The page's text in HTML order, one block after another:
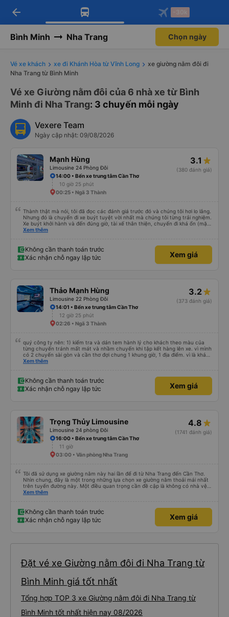
Tải app Vexere ngay!
Nhận ưu đãi thành viên độc
Mở app
Tải app Vexere
-30k/ghế khi đặt vé máy bay qua
Mở app
arrow_back -30k
Bình Minh Nha Trang Chọn ngày
Vé xe khách xe đi Khánh Hòa từ Vĩnh Long
xe giường nằm đôi đi
Nha Trang từ Bình Minh
Vé xe Giường nằm đôi của 6 nhà xe từ Bình
Minh đi Nha Trang: 3 chuyến mỗi ngày
Vexere Team
Ngày cập nhật: 09/08/2026
Mạnh Hùng
Limousine 24 Phòng Đôi
3.1
(380 đánh giá)
14:00 • Bến xe trung tâm Cần Thơ
10 giờ 25 phút
00:25 • Ngã 3 Thành
Thành thật mà nói, tôi đã đọc các đánh giá trước đó và chúng tôi hơi lo lắng.
Nhưng đó là chuyến đi xe buýt tuyệt vời nhất mà chúng tôi từng trải nghiệm.
Xe buýt khởi hành và đến đúng giờ, tài xế thân thiện, chuyến đi khá ổn (mặc
dù vẫn hơi xóc, nhưng đó là đặc trưng của Việt Nam ^^), và chỗ ngồi thoải
Xem thêm
Không cần thanh toán trước
Xác nhận chỗ ngay lập tức
Xem giá
Thảo Mạnh Hùng
Limousine 22 Phòng Đôi
3.2
(373 đánh giá)
14:01 • Bến xe trung tâm Cần Thơ
12 giờ 25 phút
02:26 • Ngã 3 Thành
quý công ty nên: 1) kiểm tra và dán tem hành lý cho khách theo màu của
từng chuyến tránh mất mát và nhầm chuyến khi tập kết hàng lên xe. vì mình
có 2 chuyến sài gòn và cần thơ đợi chung 1 khung giờ, 1 địa điểm. vì là khách
thân thiết của quý công ty nên rất hài lòng và tin tưởng. tuy nhiên rất mong
thì chắc chắn quy công ty là nhà xe được yêu thích và lựa chọn số 1 quy
nhơn. rất cảm ơn quý anh chị em cty cũng như chị Thảo đã lắng nghe và
tiếp nhận. " khách hàng thân thiết nhiều năm của nhà xe từ thời sinh viên"
Xem thêm
Không cần thanh toán trước
Xác nhận chỗ ngay lập tức
Xem giá
Trọng Thủy Limousine
Limousine 24 phòng Đôi
4.8
(1741 đánh giá)
16:00 • Bến xe trung tâm Cần Thơ
11 giờ
03:00 • Văn phòng Nha Trang
Tôi đã sử dụng xe giường nằm này hai lần để đi từ Nha Trang đến Cần Thơ.
Nhìn chung, đây là một trong những lựa chọn xe giường nằm thoải mái nhất
trên tuyến đường này. Một điều quan trọng cần đề cập là không có nhà vệ
sinh trên xe, điều này có thể gây khó chịu trên một hành trình dài xuyên
chậm khoảng một tiếng, nhưng công ty đã thông báo trước cho tôi, nên tôi
không gặp vấn đề gì. Xe khá thoải mái, có chăn và hai gối, và các tài xế lịch
sự và thân thiện. Có các điểm dừng nghỉ vào khoảng 4:00 sáng và 9:00
đặn hơn trong tương lai. Nhìn chung, tôi hài lòng và sẽ tiếp tục sử dụng dịch
vụ xe buýt giường nằm của công ty này cho các chuyến công tác, vì đây
tuyến đường này. Tôi thực sự hy vọng rằng trong tương lai các tài xế sẽ
dừng xe thường xuyên theo lịch trình, đặc biệt là vì tôi dự định sẽ đi tuyến
Xem thêm
Không cần thanh toán trước
Xác nhận chỗ ngay lập tức
Xem giá
Đặt vé xe Giường nằm đôi đi Nha Trang từ
Bình Minh giá tốt nhất
Tổng hợp TOP 3 xe Giường nằm đôi đi Nha Trang từ
Bình Minh tốt nhất hiện nay 08/2026